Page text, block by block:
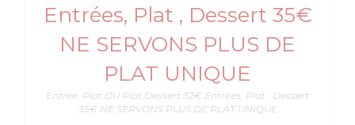
Entrées, Plat , Dessert 35€
NE SERVONS PLUS DE
PLAT UNIQUE
Entrée, Plat OU Plat,Dessert 32€ Entrées, Plat , Dessert
35€ NE SERVONS PLUS DE PLAT UNIQUE